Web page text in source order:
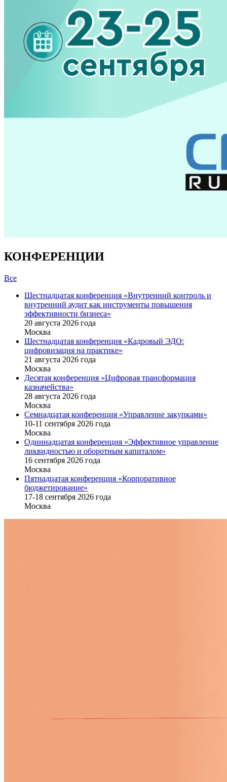
КОНФЕРЕНЦИИ
Все
Шестнадцатая конференция «Внутренний контроль и
внутренний аудит как инструменты повышения
эффективности бизнеса»
20 августа 2026 года
Москва
Шестнадцатая конференция «Кадровый ЭДО:
цифровизация на практике»
21 августа 2026 года
Москва
Десятая конференция «Цифровая трансформация
казначейства»
28 августа 2026 года
Москва
Семнадцатая конференция «Управление закупками»
10-11 сентября 2026 года
Москва
Одиннадцатая конференция «Эффективное управление
ликвидностью и оборотным капиталом»
16 cентября 2026 года
Москва
Пятнадцатая конференция «Корпоративное
бюджетирование»
17-18 сентября 2026 года
Москва